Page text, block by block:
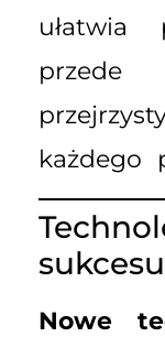
ułatwia
każdego
Nowe